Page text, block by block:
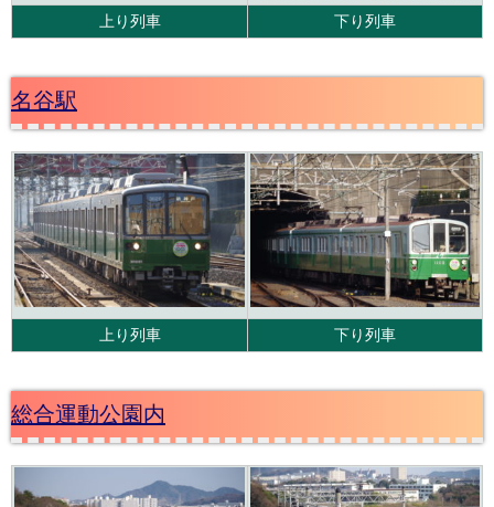
上り列車 下り列車
名谷駅
上り列車 下り列車
総合運動公園内